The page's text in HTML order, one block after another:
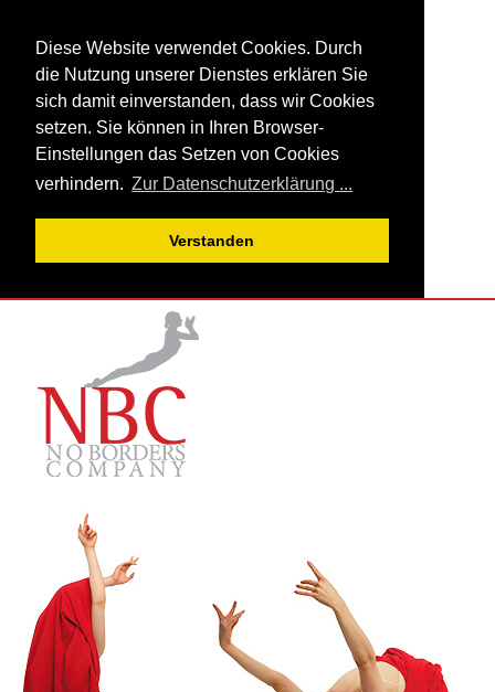
Diese Website verwendet Cookies. Durch
die Nutzung unserer Dienstes erklären Sie
sich damit einverstanden, dass wir Cookies
setzen. Sie können in Ihren Browser-
Einstellungen das Setzen von Cookies
verhindern. Zur Datenschutzerklärung ...
Verstanden